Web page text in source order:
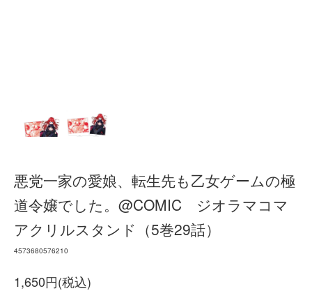
悪党一家の愛娘、転生先も乙女ゲームの極
道令嬢でした。@COMIC ジオラマコマ
アクリルスタンド（5巻29話）
4573680576210
1,650円(税込)